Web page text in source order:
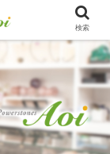
検索